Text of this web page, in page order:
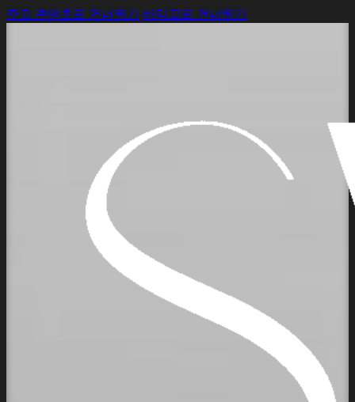
주요 콘텐츠로 건너뛰기 바닥글로 건너뛰기